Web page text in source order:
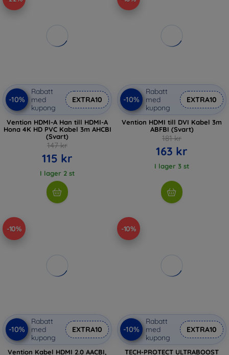
-10%
Rabatt
med
kupong
EXTRA10
Vention HDMI-A Han till HDMI-A
Hona 4K HD PVC Kabel 3m AHCBI
(Svart)
147 kr
115 kr
I lager 2 st
-10%
Rabatt
med
kupong
EXTRA10
Vention HDMI till DVI Kabel 3m
ABFBI (Svart)
181 kr
163 kr
I lager 3 st
-10%
-10%
Rabatt
med
kupong
EXTRA10
Vention Kabel HDMI 2.0 AACBI,
-10%
-10%
Rabatt
med
kupong
EXTRA10
TECH-PROTECT ULTRABOOST